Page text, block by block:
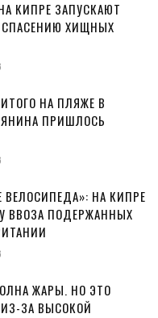
НА КИПРЕ ЗАПУСКАЮТ
ХИЩНЫХ
НА ПЛЯЖЕ В
ПРИШЛОСЬ
НА КИПРЕ
ВВОЗА ПОДЕРЖАННЫХ
ЖАРЫ. НО ЭТО
ЗА ВЫСОКОЙ